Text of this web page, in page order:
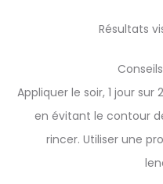
Résultats
Appliquer le soir, 1 jour
en évitant le contour
rincer. Utiliser une